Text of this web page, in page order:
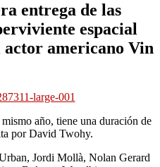
entrega de las
espacial
americano Vin
año, tiene una duración de
por David Twohy.
Jordi Mollà, Nolan Gerard